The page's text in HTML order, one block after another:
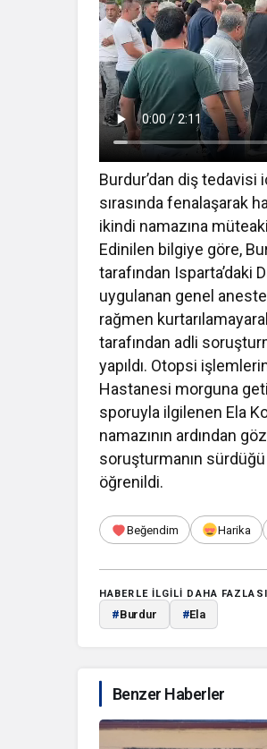
Burdur’dan diş tedavisi
sırasında fenalaşarak
ikindi namazına
Edinilen bilgiye göre,
tarafından Isparta’daki
uygulanan genel
rağmen
tarafından adli
yapıldı. Otopsi
Hastanesi morguna
sporuyla ilgilenen Ela
namazının ardından
soruşturmanın
öğrenildi.
Beğendim Harika
HABERLE ILGILI DAHA FAZLASI
#Burdur #Ela
Benzer Haberler